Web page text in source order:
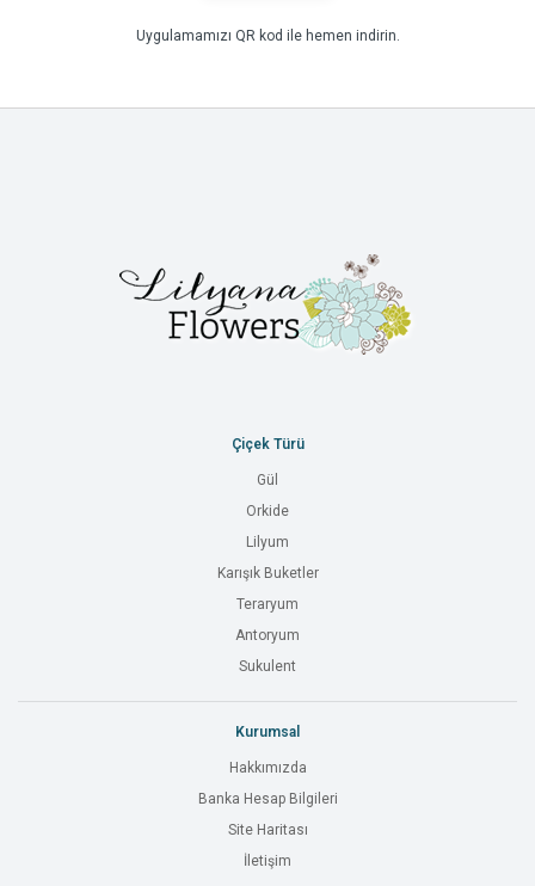
Uygulamamızı QR kod ile hemen indirin.
Çiçek Türü
Gül
Orkide
Lilyum
Karışık Buketler
Teraryum
Antoryum
Sukulent
Kurumsal
Hakkımızda
Banka Hesap Bilgileri
Site Haritası
İletişim